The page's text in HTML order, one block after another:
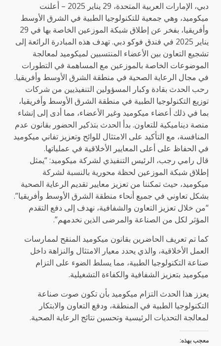
دبي، الإمارات العربية المتحدة، 29 يناير 2025 – أعلنت
ميكوميد، وهي جمعية للتكنولوجيا الطبية في الشرق الأوسط
وأفريقيا، بفخر عن إطلاق شبكة الموزعين الخاصة بها في 29
يناير 2025 في فندق فوكو دبي. تهدف هذه المبادرة الرائعة إلى
تشجيع التعاون بين الأعضاء المنتسبين لميكوميد لمعالجة
الموضوعات الخاصة بالموزعين مع المساهمة في التطورات
في مجال الرعاية الصحية في منطقة الشرق الأوسط وأفريقيا.
رحب الحدث بقادة وكبار المسؤولين التنفيذيين من شركات
توزيع التكنولوجيا الطبية في منطقة الشرق الأوسط وأفريقيا،
بما في ذلك أعضاء ميكوميد وغير الأعضاء، مما أدى إلى إنشاء
منصة ديناميكية للتعاون. بدأ الحدث بتذكير الحضور بقانون عدم
المنافسة، مع التأكيد على الامتثال للوائح وتعزيز تفاني ميكوميد
في الحفاظ على أعلى المعايير الأخلاقية في عملياتها.
قال رامي رجب، الرئيس التنفيذي لشركة ميكوميد: “يمثل
إطلاق شبكة الموزعين لحظة محورية بالنسبة لشركة
ميكوميد، حيث تمكننا من تعزيز معايير تقديم الرعاية الصحية
بشكل تعاوني في جميع أنحاء منطقة الشرق الأوسط وأفريقيا”.
“من خلال تعزيز التعاون والشفافية، نهدف إلى دفع التقدم
المؤثر لكل من الصناعة والمرضى الذين نخدمهم”.
كما تم تعريف الحاضرين بقانون ميكوميد المنقح لممارسات
العمل الأخلاقية، والذي يحدد معيار الامتثال والنزاهة داخل
صناعة التكنولوجيا الطبية، مما يسلط الضوء على التزام
ميكوميد بتعزيز الشفافية والكفاءة التشغيلية.
يعزز هذا الحدث التزام ميكوميد بأن تكون صوت صناعة
التكنولوجيا الطبية في المنطقة، ودفع التعاون والابتكار
لمعالجة التحديات الرئيسية وتحسين نتائج الرعاية الصحية.
معجب بهذه: